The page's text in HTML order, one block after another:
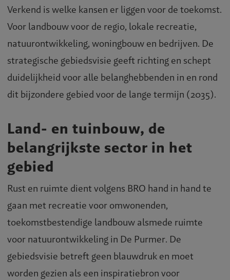
Verkend is welke kansen er liggen voor de toekomst.
Voor landbouw voor de regio, lokale recreatie,
natuurontwikkeling, woningbouw en bedrijven. De
strategische gebiedsvisie geeft richting en schept
duidelijkheid voor alle belanghebbenden in en rond
dit bijzondere gebied voor de lange termijn (2035).
Land- en tuinbouw, de
belangrijkste sector in het
gebied
Rust en ruimte dient volgens BRO hand in hand te
gaan met recreatie voor omwonenden,
toekomstbestendige landbouw alsmede ruimte
voor natuurontwikkeling in De Purmer. De
gebiedsvisie betreft geen blauwdruk en moet
worden gezien als een inspiratiebron voor